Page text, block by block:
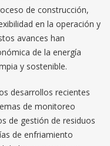
de construcción,
en la operación y
avances han
de la energía
y sostenible.
desarrollos recientes
de monitoreo
de gestión de residuos
de enfriamiento